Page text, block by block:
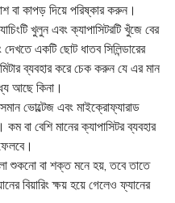
বা কাপড় দিয়ে পরিষ্কার করুন।
খুলুন এবং ক্যাপাসিটরটি খুঁজে বের
একটি ছোট ধাতব সিলিন্ডারের
ব্যবহার করে চেক করুন যে এর মান
আছে কিনা।
ভোল্টেজ এবং মাইক্রোফ্যারাড
বা বেশি মানের ক্যাপাসিটর ব্যবহার
শুকনো বা শক্ত মনে হয়, তবে তাতে
বিয়ারিং ক্ষয় হয়ে গেলেও ফ্যানের